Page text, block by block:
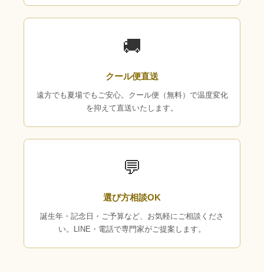
🚚
クール便直送
遠方でも夏場でもご安心。クール便（無料）で温度変化
を抑えて直送いたします。
💬
選び方相談OK
誕生年・記念日・ご予算など、お気軽にご相談くださ
い。LINE・電話で専門家がご提案します。